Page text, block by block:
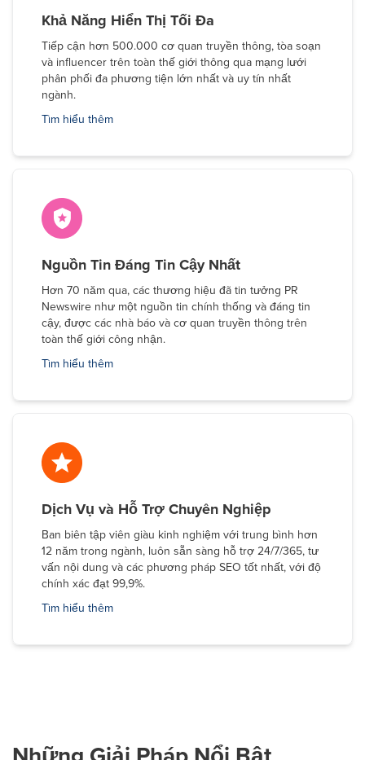
Khả Năng Hiển Thị Tối Đa
Tiếp cận hơn 500.000 cơ quan truyền thông, tòa soạn
và influencer trên toàn thế giới thông qua mạng lưới
phân phối đa phương tiện lớn nhất và uy tín nhất
ngành.
Tìm hiểu thêm
Nguồn Tin Đáng Tin Cậy Nhất
Hơn 70 năm qua, các thương hiệu đã tin tưởng PR
Newswire như một nguồn tin chính thống và đáng tin
cậy, được các nhà báo và cơ quan truyền thông trên
toàn thế giới công nhận.
Tìm hiểu thêm
Dịch Vụ và Hỗ Trợ Chuyên Nghiệp
Ban biên tập viên giàu kinh nghiệm với trung bình hơn
12 năm trong ngành, luôn sẵn sàng hỗ trợ 24/7/365, tư
vấn nội dung và các phương pháp SEO tốt nhất, với độ
chính xác đạt 99,9%.
Tìm hiểu thêm